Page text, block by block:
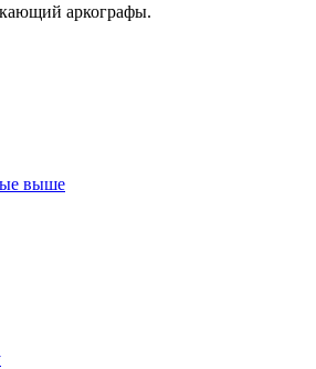
аркографы.
выше